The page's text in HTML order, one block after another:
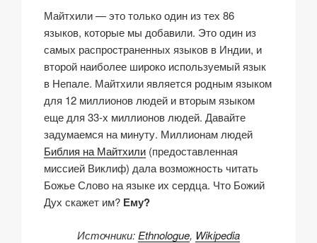
Майтхили — это только один из тех 86
языков, которые мы добавили. Это один из
самых распространенных языков в Индии, и
второй наиболее широко используемый язык
в Непале. Майтхили является родным языком
для 12 миллионов людей и вторым языком
еще для 33-х миллионов людей. Давайте
задумаемся на минуту. Миллионам людей
Библия на Майтхили (предоставленная
миссией Виклиф) дала возможность читать
Божье Слово на языке их сердца. Что Божий
Дух скажет им? Ему?
Источники: Ethnologue, Wikipedia